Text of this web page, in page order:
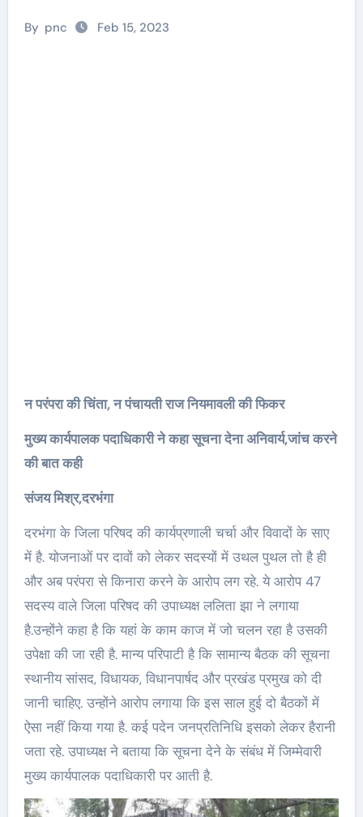
By pnc Feb 15, 2023
न परंपरा की चिंता, न पंचायती राज नियमावली की फिकर
मुख्य कार्यपालक पदाधिकारी ने कहा सूचना देना अनिवार्य,जांच करने
की बात कही
संजय मिश्र,दरभंगा
दरभंगा के जिला परिषद की कार्यप्रणाली चर्चा और विवादों के साए
में है. योजनाओं पर दावों को लेकर सदस्यों में उथल पुथल तो है ही
और अब परंपरा से किनारा करने के आरोप लग रहे. ये आरोप 47
सदस्य वाले जिला परिषद की उपाध्यक्ष ललिता झा ने लगाया
है.उन्होंने कहा है कि यहां के काम काज में जो चलन रहा है उसकी
उपेक्षा की जा रही है. मान्य परिपाटी है कि सामान्य बैठक की सूचना
स्थानीय सांसद, विधायक, विधानपार्षद और प्रखंड प्रमुख को दी
जानी चाहिए. उन्होंने आरोप लगाया कि इस साल हुई दो बैठकों में
ऐसा नहीं किया गया है. कई पदेन जनप्रतिनिधि इसको लेकर हैरानी
जता रहे. उपाध्यक्ष ने बताया कि सूचना देने के संबंध में जिम्मेवारी
मुख्य कार्यपालक पदाधिकारी पर आती है.